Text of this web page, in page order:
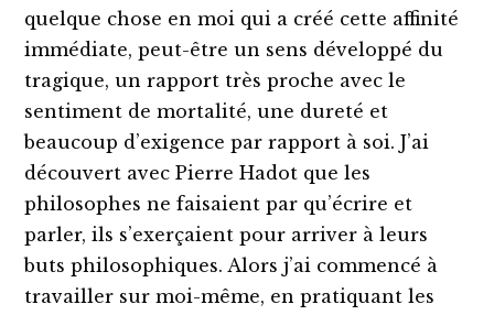
quelque chose en moi qui a créé cette affinité
immédiate, peut-être un sens développé du
tragique, un rapport très proche avec le
sentiment de mortalité, une dureté et
beaucoup d’exigence par rapport à soi. J’ai
découvert avec Pierre Hadot que les
philosophes ne faisaient par qu’écrire et
parler, ils s’exerçaient pour arriver à leurs
buts philosophiques. Alors j’ai commencé à
travailler sur moi-même, en pratiquant les